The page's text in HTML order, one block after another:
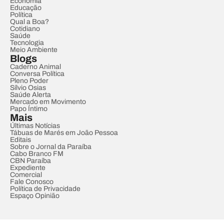
Educação
Política
Qual a Boa?
Cotidiano
Saúde
Tecnologia
Meio Ambiente
Blogs
Caderno Animal
Conversa Política
Pleno Poder
Sílvio Osias
Saúde Alerta
Mercado em Movimento
Papo Íntimo
Mais
Últimas Notícias
Tábuas de Marés em João Pessoa
Editais
Sobre o Jornal da Paraíba
Cabo Branco FM
CBN Paraíba
Expediente
Comercial
Fale Conosco
Política de Privacidade
Espaço Opinião